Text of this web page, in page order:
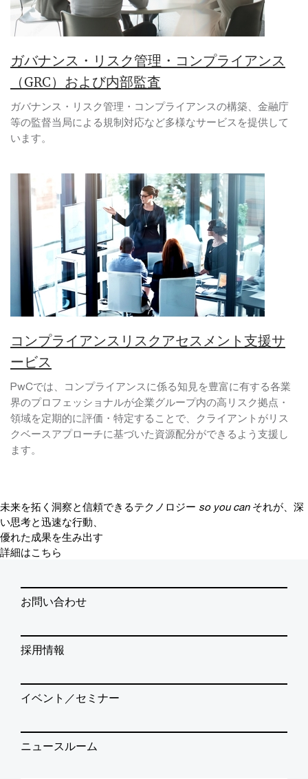
ガバナンス・リスク管理・コンプライアンス
（GRC）および内部監査
ガバナンス・リスク管理・コンプライアンスの構築、金融庁
等の監督当局による規制対応など多様なサービスを提供して
います。
コンプライアンスリスクアセスメント支援サ
ービス
PwCでは、コンプライアンスに係る知見を豊富に有する各業
界のプロフェッショナルが企業グループ内の高リスク拠点・
領域を定期的に評価・特定することで、クライアントがリス
クベースアプローチに基づいた資源配分ができるよう支援し
ます。
未来を拓く洞察と信頼できるテクノロジー so you can それが、深
い思考と迅速な行動、
優れた成果を生み出す
詳細はこちら
お問い合わせ
採用情報
イベント／セミナー
ニュースルーム